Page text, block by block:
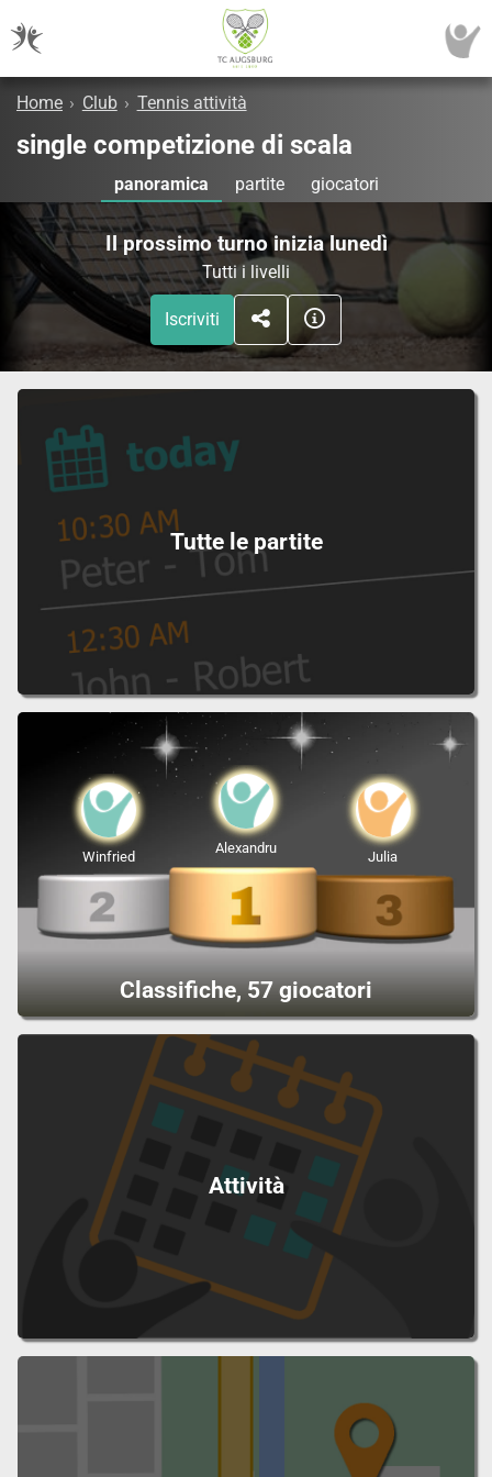
Home › Club › Tennis attività
single competizione di scala
panoramica partite giocatori
Il prossimo turno inizia lunedì
Tutti i livelli
Iscriviti
Tutte le partite
Classifiche, 57 giocatori
Alexandru
Winfried Julia
Attività